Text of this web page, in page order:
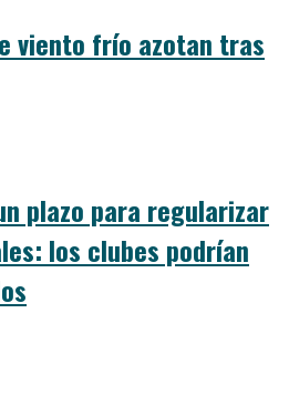
viento frío azotan tras
plazo para regularizar
los clubes podrían